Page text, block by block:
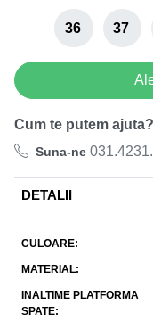
36 37
Cum te putem ajuta?
Suna-ne
DETALII
CULOARE
MATERIAL
INALTIME PLATFORMA
SPATE